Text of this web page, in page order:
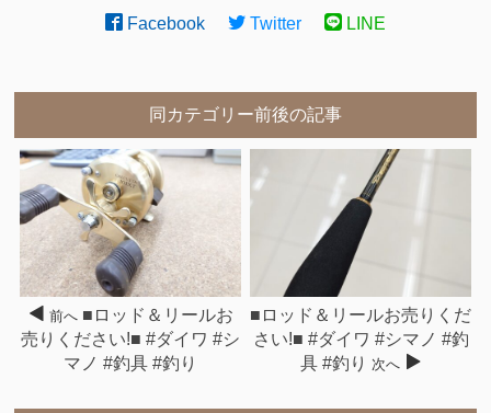
Facebook Twitter LINE
同カテゴリー前後の記事
前へ ■ロッド＆リールお
売りください!■ #ダイワ #シ
マノ #釣具 #釣り
■ロッド＆リールお売りくだ
さい!■ #ダイワ #シマノ #釣
具 #釣り 次へ